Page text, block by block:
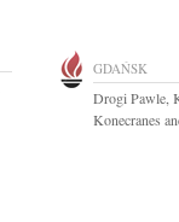
GDAŃSK
Drogi Pawle,
Konecranes